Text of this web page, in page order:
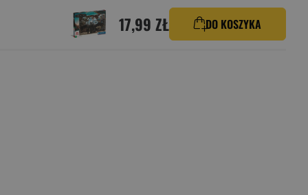
17,99 ZŁ DO KOSZYKA